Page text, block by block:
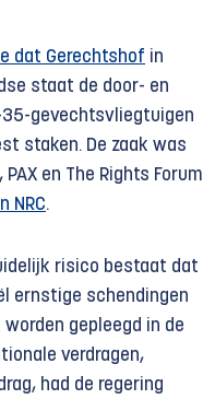
dat Gerechtshof in
staat de door- en
35-gevechtsvliegtuigen
staken. De zaak was
en The Rights Forum
NRC.
risico bestaat dat
ernstige schendingen
gepleegd in de
verdragen,
had de regering